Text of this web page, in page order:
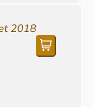
2018